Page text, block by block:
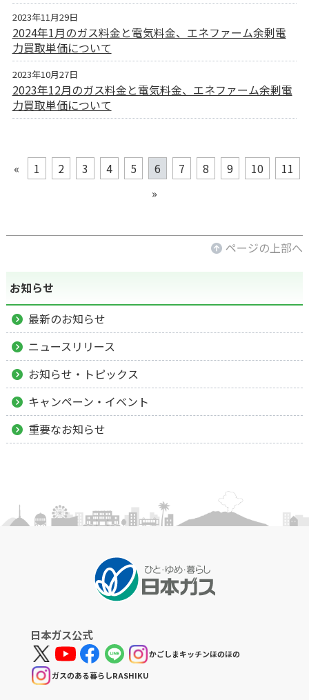
2023年11月29日
2024年1月のガス料金と電気料金、エネファーム余剰電
力買取単価について
2023年10月27日
2023年12月のガス料金と電気料金、エネファーム余剰電
力買取単価について
« 1 2 3 4 5 6 7 8 9 10
11
»
ページの上部へ
お知らせ
最新のお知らせ
ニュースリリース
お知らせ・トピックス
キャンペーン・イベント
重要なお知らせ
日本ガス公式
かごしまキッチンほのほの
ガスのある暮らしRASHIKU